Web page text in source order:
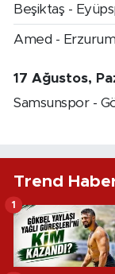
Beşiktaş -
Amed -
17 Ağustos,
Samsunspor -
Trend
1